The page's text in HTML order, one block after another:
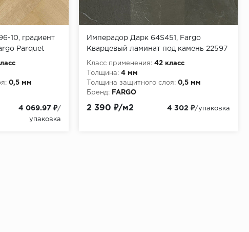
10, градиент
Parquet
0,5 мм
4 069.97 ₽/
упаковка
Имперадор Дарк 64S451, Fargo
Кварцевый ламинат под камень 22597
Класс применения: 42 класс
Толщина: 4 мм
Толщина защитного слоя: 0,5 мм
Бренд:
FARGO
2 390 ₽/м2 4 302 ₽/упаковка